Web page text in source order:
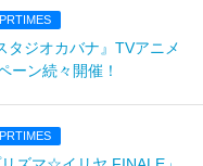
PRTIMES
タジオカバナ』TVアニメ
ーン続々開催！
PRTIMES